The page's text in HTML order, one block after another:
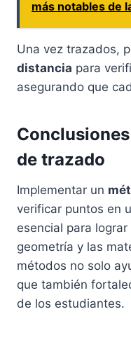
más notables de
Una vez trazados,
distancia para
asegurando que
de trazado
Implementar un
verificar puntos en
esencial para lograr
geometría y las
métodos no solo
que también
de los estudiantes.